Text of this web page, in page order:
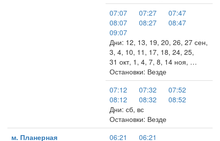
07:07
07:27
07:47
08:07
08:27
08:47
09:07
Дни: 12, 13, 19, 20, 26, 27 сен,
3, 4, 10, 11, 17, 18, 24, 25,
31 окт, 1, 4, 7, 8, 14 ноя, …
Остановки: Везде
07:12
07:32
07:52
08:12
08:32
08:52
Дни: сб, вс
Остановки: Везде
м. Планерная
06:21
06:21